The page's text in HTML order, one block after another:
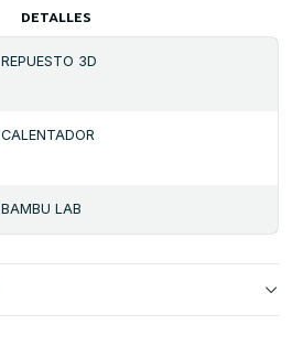
DETALLES
REPUESTO 3D
CALENTADOR
BAMBU LAB